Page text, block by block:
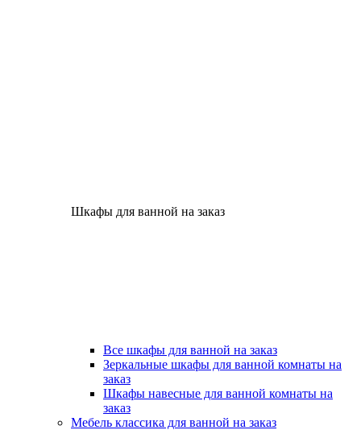
Шкафы для ванной на заказ
Все шкафы для ванной на заказ
Зеркальные шкафы для ванной комнаты на
заказ
Шкафы навесные для ванной комнаты на
заказ
Мебель классика для ванной на заказ